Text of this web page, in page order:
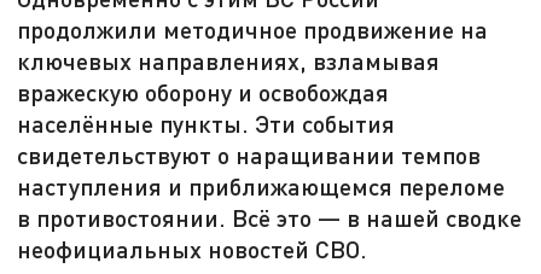
продолжили методичное продвижение на
ключевых направлениях, взламывая
вражескую оборону и освобождая
населённые пункты. Эти события
свидетельствуют о наращивании темпов
наступления и приближающемся переломе
в противостоянии. Всё это — в нашей сводке
неофициальных новостей СВО.